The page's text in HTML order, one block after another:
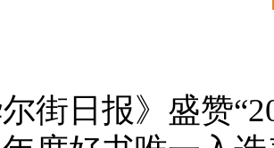
街日报》盛赞